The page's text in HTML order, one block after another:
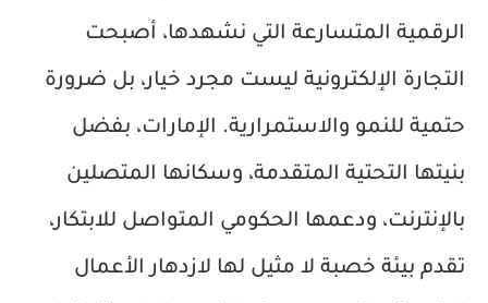
الرقمية المتسارعة التي نشهدها، أصبحت
التجارة الإلكترونية ليست مجرد خيار، بل ضرورة
حتمية للنمو والاستمرارية. الإمارات، بفضل
بنيتها التحتية المتقدمة، وسكانها المتصلين
بالإنترنت، ودعمها الحكومي المتواصل للابتكار،
تقدم بيئة خصبة لا مثيل لها لازدهار الأعمال